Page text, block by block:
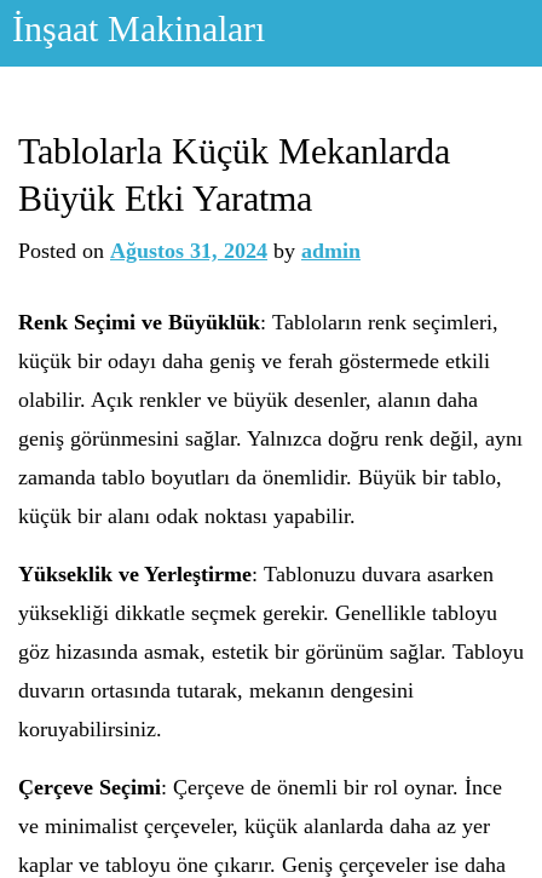
Skip
İnşaat Makinaları
Tablolarla Küçük Mekanlarda
Büyük Etki Yaratma
Posted on Ağustos 31, 2024 by admin
Renk Seçimi ve Büyüklük: Tabloların renk seçimleri,
küçük bir odayı daha geniş ve ferah göstermede etkili
olabilir. Açık renkler ve büyük desenler, alanın daha
geniş görünmesini sağlar. Yalnızca doğru renk değil, aynı
zamanda tablo boyutları da önemlidir. Büyük bir tablo,
küçük bir alanı odak noktası yapabilir.
Yükseklik ve Yerleştirme: Tablonuzu duvara asarken
yüksekliği dikkatle seçmek gerekir. Genellikle tabloyu
göz hizasında asmak, estetik bir görünüm sağlar. Tabloyu
duvarın ortasında tutarak, mekanın dengesini
koruyabilirsiniz.
Çerçeve Seçimi: Çerçeve de önemli bir rol oynar. İnce
ve minimalist çerçeveler, küçük alanlarda daha az yer
kaplar ve tabloyu öne çıkarır. Geniş çerçeveler ise daha